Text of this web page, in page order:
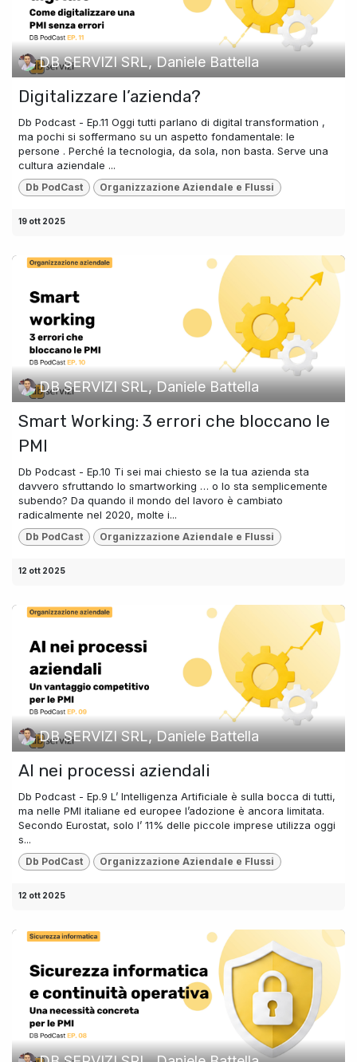
DB SERVIZI SRL, Daniele Battella
Digitalizzare l’azienda?
Db Podcast - Ep.11 Oggi tutti parlano di digital transformation ,
ma pochi si soffermano su un aspetto fondamentale: le
persone . Perché la tecnologia, da sola, non basta. Serve una
cultura aziendale ...
Db PodCast Organizzazione Aziendale e Flussi
19 ott 2025
DB SERVIZI SRL, Daniele Battella
Smart Working: 3 errori che bloccano le
PMI
Db Podcast - Ep.10 Ti sei mai chiesto se la tua azienda sta
davvero sfruttando lo smartworking … o lo sta semplicemente
subendo? Da quando il mondo del lavoro è cambiato
radicalmente nel 2020, molte i...
Db PodCast Organizzazione Aziendale e Flussi
12 ott 2025
DB SERVIZI SRL, Daniele Battella
AI nei processi aziendali
Db Podcast - Ep.9 L’ Intelligenza Artificiale è sulla bocca di tutti,
ma nelle PMI italiane ed europee l’adozione è ancora limitata.
Secondo Eurostat, solo l’ 11% delle piccole imprese utilizza oggi
s...
Db PodCast Organizzazione Aziendale e Flussi
12 ott 2025